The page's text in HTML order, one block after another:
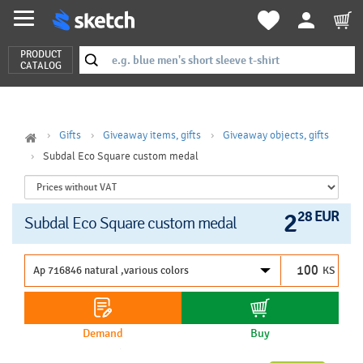
PRODUCT
CATALOG
Gifts Giveaway items, gifts
Giveaway objects, gifts
Subdal Eco Square custom medal
Subdal Eco Square custom medal 228 EUR
KS
Demand Buy